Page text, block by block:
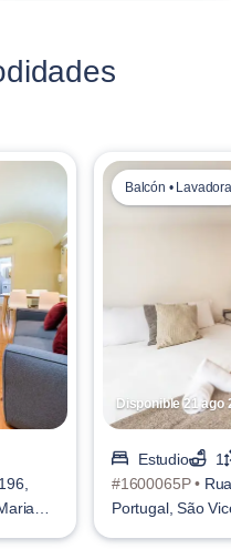
Disponible 21 ago
Balcón • Lavadora
Estudio
1
#1600065P •
Portugal, São